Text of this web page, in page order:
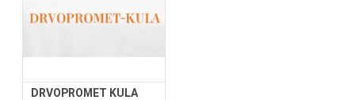
DRVOPROMET KULA